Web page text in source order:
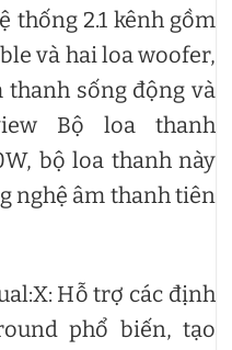
thống 2.1 kênh gồm
và hai loa woofer,
thanh sống động và
Bộ loa thanh
bộ loa thanh này
nghệ âm thanh tiên
Hỗ trợ các định
phổ biến, tạo